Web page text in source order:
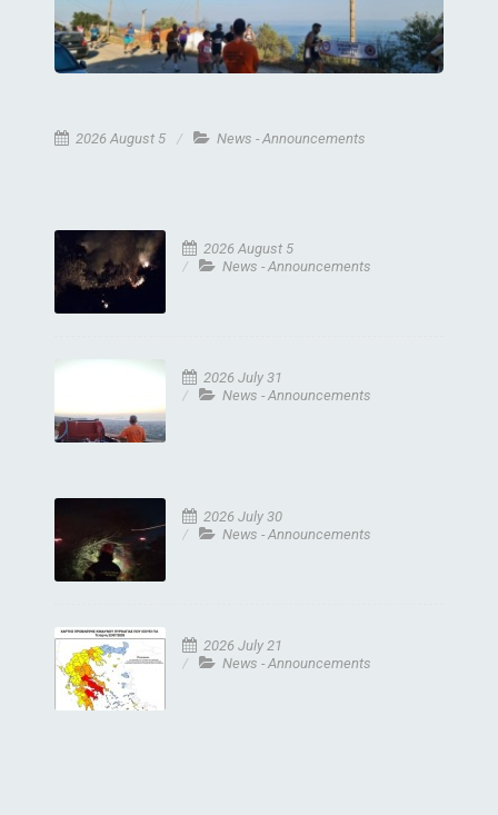
2026 August 5 News - Announcements
2026 August 5
News - Announcements
2026 July 31
News - Announcements
2026 July 30
News - Announcements
2026 July 21
News - Announcements